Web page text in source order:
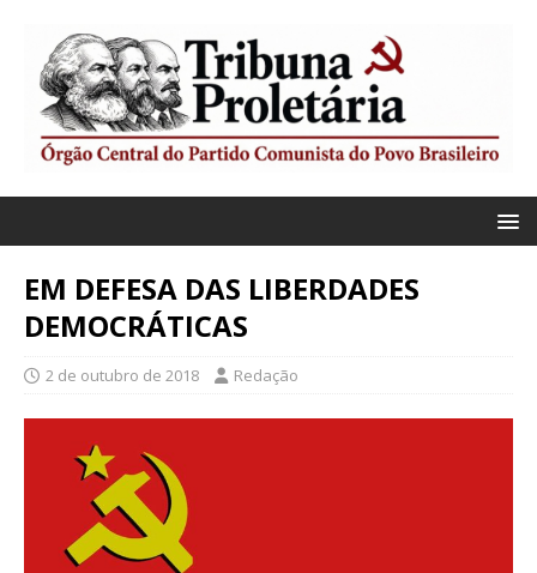
EM DEFESA DAS LIBERDADES
DEMOCRÁTICAS
2 de outubro de 2018 Redação